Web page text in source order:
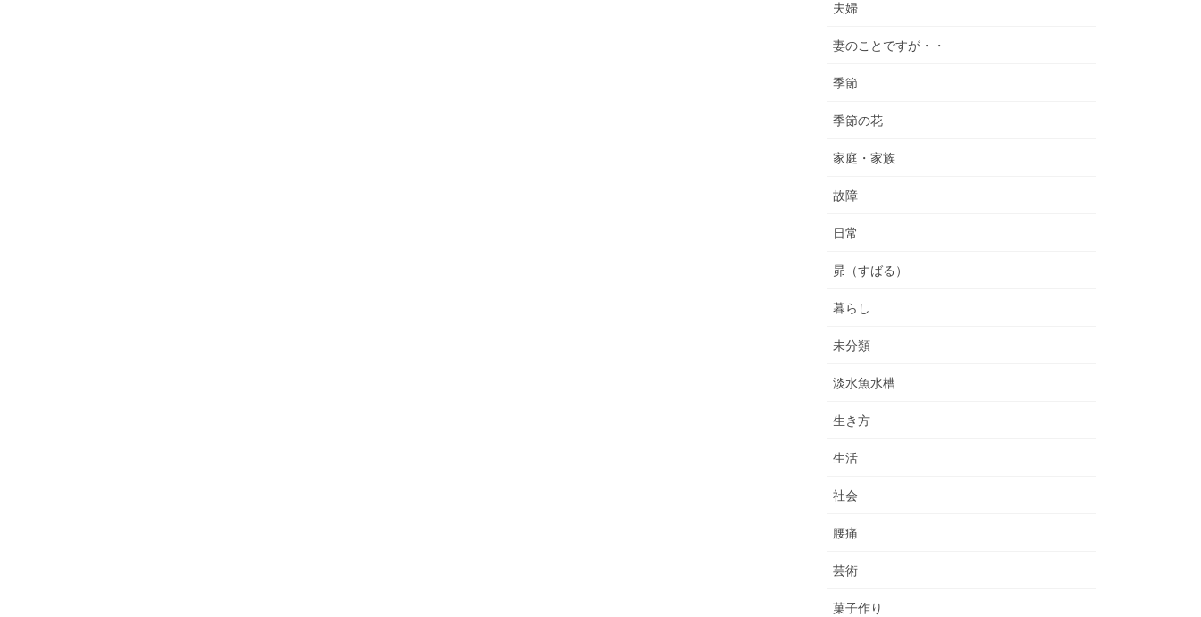
夫婦
妻のことですが・・
季節
季節の花
家庭・家族
故障
日常
昴（すばる）
暮らし
未分類
淡水魚水槽
生き方
生活
社会
腰痛
芸術
菓子作り